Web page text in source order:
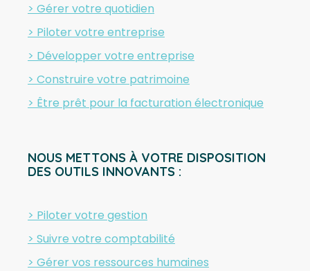
> Gérer votre quotidien
> Piloter votre entreprise
> Développer votre entreprise
> Construire votre patrimoine
> Être prêt pour la facturation électronique
NOUS METTONS À VOTRE DISPOSITION
DES OUTILS INNOVANTS :
> Piloter votre gestion
> Suivre votre comptabilité
> Gérer vos ressources humaines